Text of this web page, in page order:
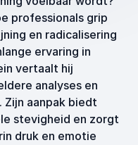
professionals grip
en radicalisering
ervaring in
vertaalt hij
analyses en
aanpak biedt
stevigheid en zorgt
druk en emotie